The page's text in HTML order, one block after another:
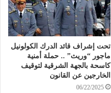
تحت إشراف قائد الدرك الكولونيل
ماجور “وريث” .. حملة أمنية
كاسحة بالجهة الشرقية لتوقيف
الخارجين عن القانون
06/22/2025